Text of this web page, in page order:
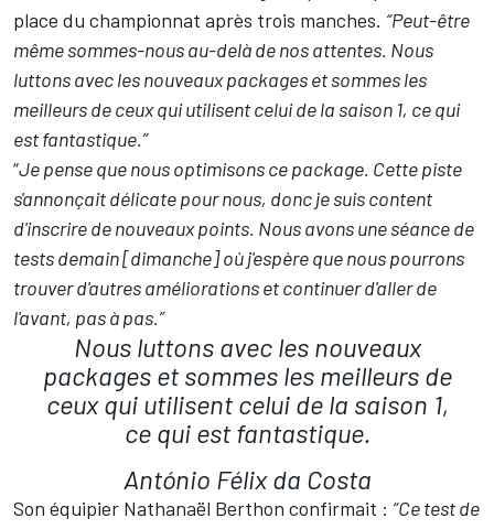
place du championnat après trois manches. “Peut-être
même sommes-nous au-delà de nos attentes. Nous
luttons avec les nouveaux packages et sommes les
meilleurs de ceux qui utilisent celui de la saison 1, ce qui
est fantastique.”
“Je pense que nous optimisons ce package. Cette piste
s'annonçait délicate pour nous, donc je suis content
d'inscrire de nouveaux points. Nous avons une séance de
tests demain [dimanche] où j'espère que nous pourrons
trouver d'autres améliorations et continuer d'aller de
l'avant, pas à pas.”
Nous luttons avec les nouveaux
packages et sommes les meilleurs de
ceux qui utilisent celui de la saison 1,
ce qui est fantastique.
António Félix da Costa
Son équipier Nathanaël Berthon confirmait : “Ce test de